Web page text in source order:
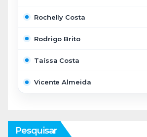
Rochelly Costa
Rodrigo Brito
Taíssa Costa
Vicente Almeida
Pesquisar